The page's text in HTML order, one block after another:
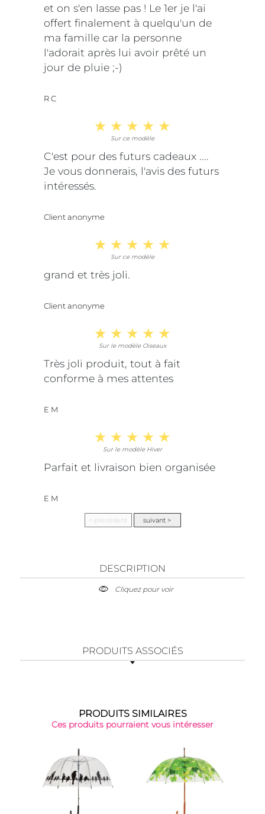
et on s'en lasse pas ! Le 1er je l'ai
offert finalement à quelqu'un de
ma famille car la personne
l'adorait après lui avoir prêté un
jour de pluie ;-)
R C
Sur ce modèle
C'est pour des futurs cadeaux ....
Je vous donnerais, l'avis des futurs
intéressés.
Client anonyme
Sur ce modèle
grand et très joli.
Client anonyme
Sur le modèle Oiseaux
Très joli produit, tout à fait
conforme à mes attentes
E M
Sur le modèle Hiver
Parfait et livraison bien organisée
E M
DESCRIPTION
Cliquez pour voir
PRODUITS ASSOCIÉS
PRODUITS SIMILAIRES
Ces produits pourraient vous intéresser